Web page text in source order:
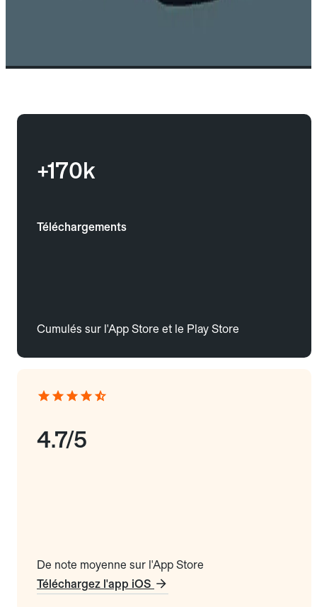
+170k
Téléchargements
Cumulés sur l'App Store et le Play Store
4.7/5
De note moyenne sur l'App Store
Téléchargez l'app iOS